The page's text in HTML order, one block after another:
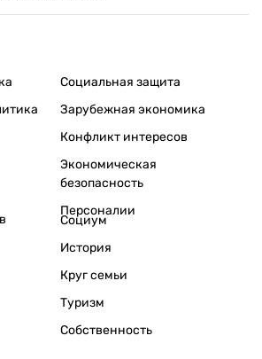
Социальная защита
Зарубежная экономика
Конфликт интересов
Экономическая
безопасность
Персоналии
Социум
История
Круг семьи
Туризм
Собственность